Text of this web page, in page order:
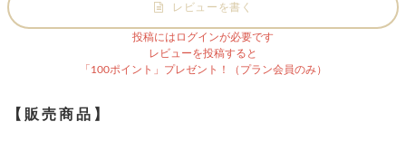
レビューを書く
投稿にはログインが必要です
レビューを投稿すると
「100ポイント」プレゼント！（プラン会員のみ）
【販売商品】